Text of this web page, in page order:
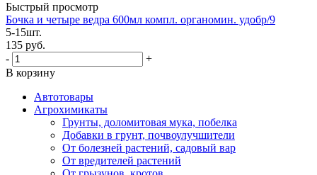
Быстрый просмотр
Бочка и четыре ведра 600мл компл. органомин. удобр/9
5-15шт.
135 руб.
-
+
В корзину
Автотовары
Агрохимикаты
Грунты, доломитовая мука, побелка
Добавки в грунт, почвоулучшители
От болезней растений, садовый вар
От вредителей растений